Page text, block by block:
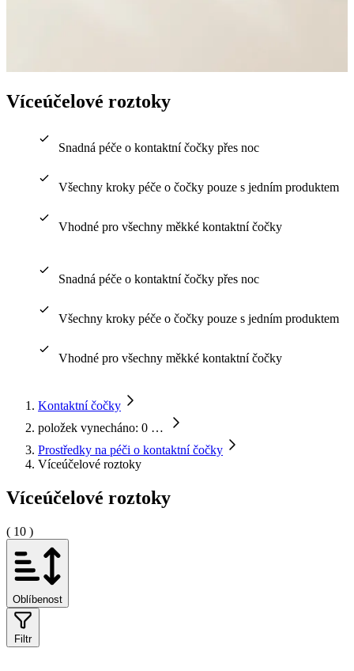
Víceúčelové roztoky
Snadná péče o kontaktní čočky přes noc
Všechny kroky péče o čočky pouze s jedním produktem
Vhodné pro všechny měkké kontaktní čočky
Snadná péče o kontaktní čočky přes noc
Všechny kroky péče o čočky pouze s jedním produktem
Vhodné pro všechny měkké kontaktní čočky
Kontaktní čočky
položek vynecháno: 0 …
Prostředky na péči o kontaktní čočky
Víceúčelové roztoky
Víceúčelové roztoky
( 10 )
Oblíbenost
Filtr